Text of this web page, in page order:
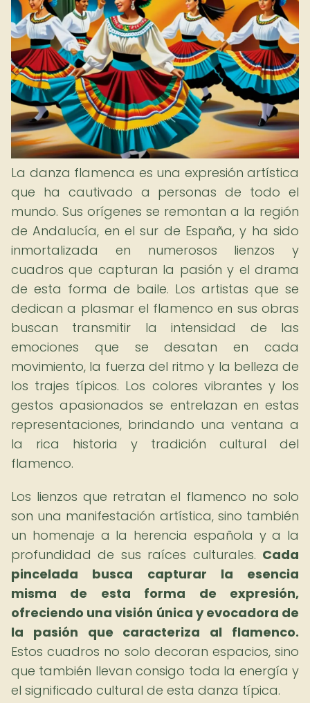
La danza flamenca es una expresión artística
que ha cautivado a personas de todo el
mundo. Sus orígenes se remontan a la región
de Andalucía, en el sur de España, y ha sido
inmortalizada en numerosos lienzos y
cuadros que capturan la pasión y el drama
de esta forma de baile. Los artistas que se
dedican a plasmar el flamenco en sus obras
buscan transmitir la intensidad de las
emociones que se desatan en cada
movimiento, la fuerza del ritmo y la belleza de
los trajes típicos. Los colores vibrantes y los
gestos apasionados se entrelazan en estas
representaciones, brindando una ventana a
la rica historia y tradición cultural del
flamenco.
Los lienzos que retratan el flamenco no solo
son una manifestación artística, sino también
un homenaje a la herencia española y a la
profundidad de sus raíces culturales. Cada
pincelada busca capturar la esencia
misma de esta forma de expresión,
ofreciendo una visión única y evocadora de
la pasión que caracteriza al flamenco.
Estos cuadros no solo decoran espacios, sino
que también llevan consigo toda la energía y
el significado cultural de esta danza típica.